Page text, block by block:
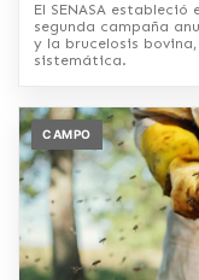
El SENASA
segunda campaña
y la brucelosis
sistemática.
CAMPO